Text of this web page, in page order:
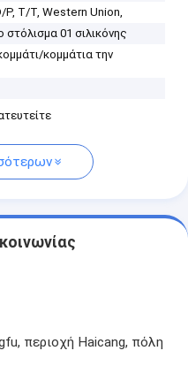
P, T/T, Western Union,
στόλισμα 01 σιλικόνης
κομμάτια την
περιοχή Haicang, πόλη